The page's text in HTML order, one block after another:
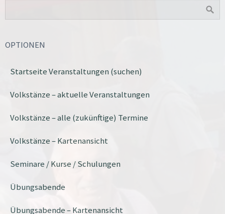
OPTIONEN
Startseite Veranstaltungen (suchen)
Volkstänze – aktuelle Veranstaltungen
Volkstänze – alle (zukünftige) Termine
Volkstänze – Kartenansicht
Seminare / Kurse / Schulungen
Übungsabende
Übungsabende – Kartenansicht